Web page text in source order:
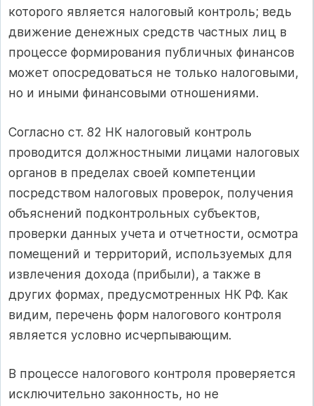
которого является налоговый контроль; ведь
движение денежных средств частных лиц в
процессе формирования публичных финансов
может опосредоваться не только налоговыми,
но и иными финансовыми отношениями.
Согласно ст. 82 НК налоговый контроль
проводится должностными лицами налоговых
органов в пределах своей компетенции
посредством налоговых проверок, получения
объяснений подконтрольных субъектов,
проверки данных учета и отчетности, осмотра
помещений и территорий, используемых для
извлечения дохода (прибыли), а также в
других формах, предусмотренных НК РФ. Как
видим, перечень форм налогового контроля
является условно исчерпывающим.
В процессе налогового контроля проверяется
исключительно законность, но не